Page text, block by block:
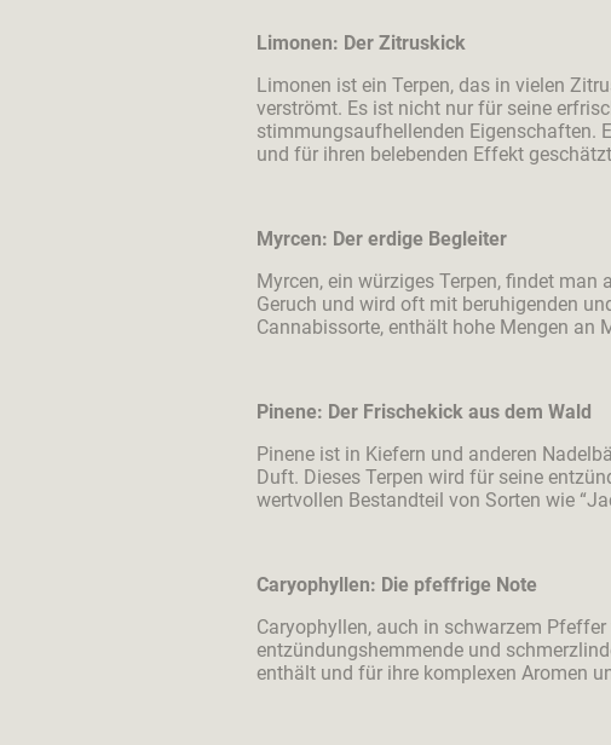
Limonen: Der Zitruskick
Limonen ist ein Terpen, das in vielen
verströmt. Es ist nicht nur für seine
stimmungsaufhellenden Eigenschaften.
und für ihren belebenden Effekt
Myrcen: Der erdige Begleiter
Myrcen, ein würziges Terpen, findet
Geruch und wird oft mit beruhigenden
Cannabissorte, enthält hohe Mengen an
Pinene: Der Frischekick aus dem Wald
Pinene ist in Kiefern und anderen
Duft. Dieses Terpen wird für seine
wertvollen Bestandteil von Sorten wie
Caryophyllen: Die pfeffrige Note
Caryophyllen, auch in schwarzem
entzündungshemmende und
enthält und für ihre komplexen Aromen